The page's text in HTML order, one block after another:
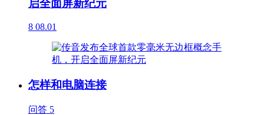
启全面屏新纪元
8 08.01
怎样和电脑连接
问答 5